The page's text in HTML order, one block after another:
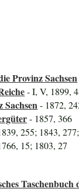
Provinz Sachsen
- I, V, 1899,
Sachsen- 1872,
- 1857, 366
255; 1843,
15; 1803, 27